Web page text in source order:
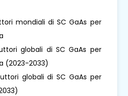
mondiali di SC GaAs per
globali di SC GaAs per
(2023-2033)
globali di SC GaAs per